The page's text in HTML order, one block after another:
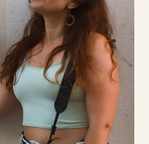
O seu trabalho foca-
cultura local através da
Rostos e Histórias da
à Beira Mar, retrata a
explorando identidades,
da pesca, com o
e partilhar histórias,
através da fotografia
documental.